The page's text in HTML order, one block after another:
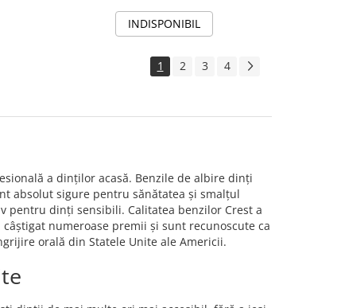
INDISPONIBIL
1 2 3 4
a dinților acasă. Benzile de albire dinți
absolut sigure pentru sănătatea și smalțul
pentru dinți sensibili. Calitatea benzilor Crest a
numeroase premii și sunt recunoscute ca
orală din Statele Unite ale Americii.